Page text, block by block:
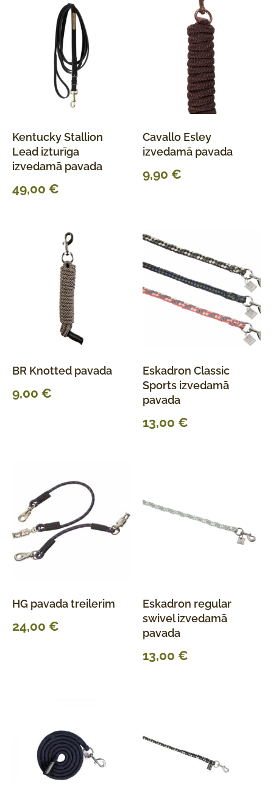
Kentucky Stallion
Lead izturīga
izvedamā pavada
49,00 €
Cavallo Esley
izvedamā pavada
9,90 €
BR Knotted pavada
9,00 €
Eskadron Classic
Sports izvedamā
pavada
13,00 €
HG pavada treilerim
24,00 €
Eskadron regular
swivel izvedamā
pavada
13,00 €